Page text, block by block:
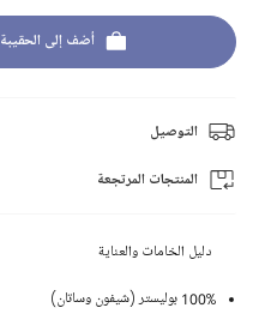
أضف إلى الحقيبة
التوصيل
المنتجات المرتجعة
دليل الخامات والعناية
100% بوليستر (شيفون وساتان)